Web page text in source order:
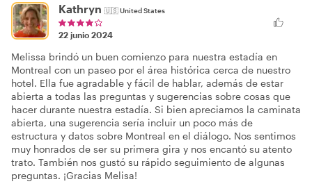
Kathryn 🇺🇸United States
22 junio 2024
Melissa brindó un buen comienzo para nuestra estadía en
Montreal con un paseo por el área histórica cerca de nuestro
hotel. Ella fue agradable y fácil de hablar, además de estar
abierta a todas las preguntas y sugerencias sobre cosas que
hacer durante nuestra estadía. Si bien apreciamos la caminata
abierta, una sugerencia sería incluir un poco más de
estructura y datos sobre Montreal en el diálogo. Nos sentimos
muy honrados de ser su primera gira y nos encantó su atento
trato. También nos gustó su rápido seguimiento de algunas
preguntas. ¡Gracias Melisa!